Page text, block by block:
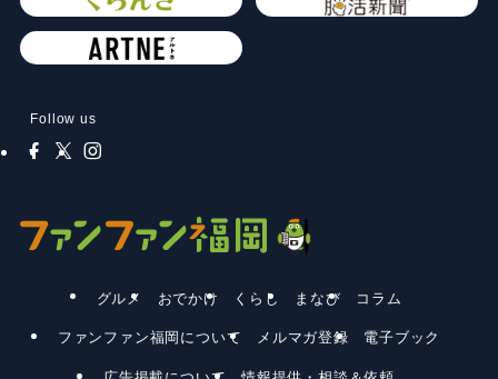
Follow us
グルメ おでかけ くらし まなび コラム
ファンファン福岡について メルマガ登録 電子ブック